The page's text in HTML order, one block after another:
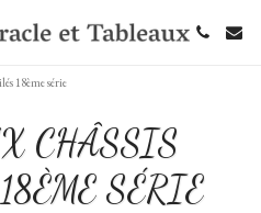
18ème série
CHÂSSIS
SÉRIE